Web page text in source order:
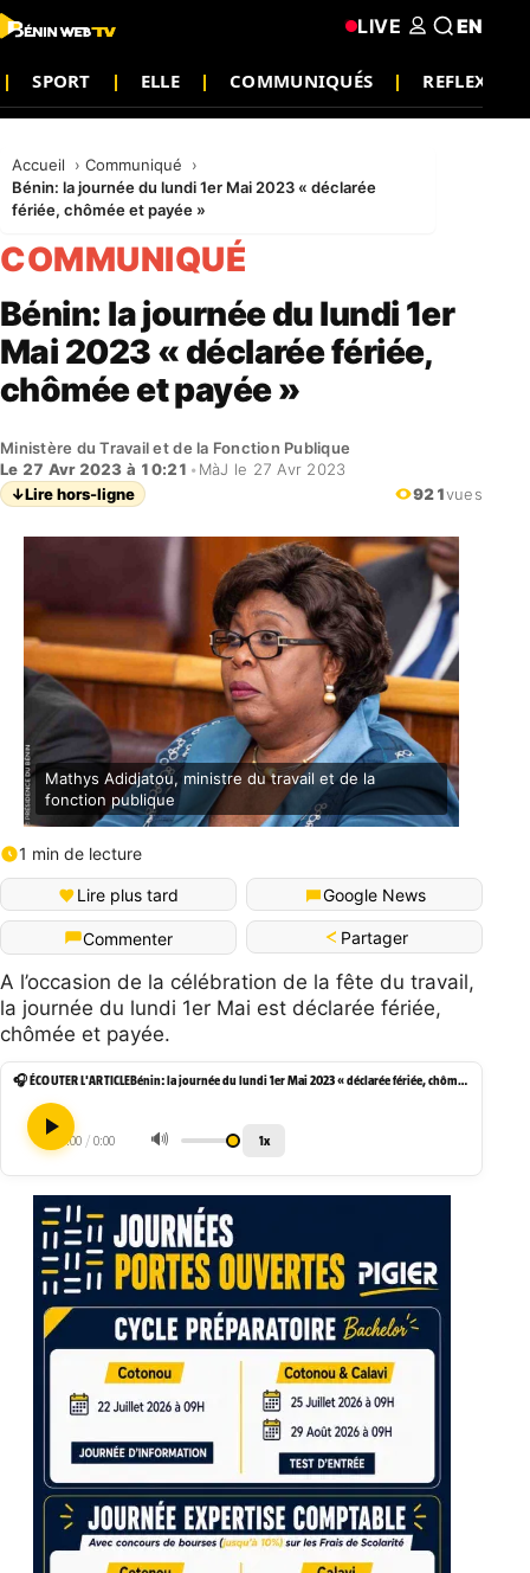
SPORT ELLE COMMUNIQUÉS REFLEXION
LIVE EN
Accueil
Communiqué
Bénin: la journée du lundi 1er Mai 2023 « déclarée
fériée, chômée et payée »
COMMUNIQUÉ
Bénin: la journée du lundi 1er
Mai 2023 « déclarée fériée,
chômée et payée »
Ministère du Travail et de la Fonction Publique
Le 27 Avr 2023 à 10:21 • MàJ le 27 Avr 2023
↓Lire hors-ligne 921vues
Mathys Adidjatou, ministre du travail et de la
fonction publique
1 min de lecture
Lire plus tard Google News
Commenter Partager
A l’occasion de la célébration de la fête du travail,
la journée du lundi 1er Mai est déclarée fériée,
chômée et payée.
🎧 ÉCOUTER L'ARTICLE Bénin: la journée du lundi 1er Mai 2023 « déclarée fériée, chômée et payée »
0:00 / 0:00 🔊 1x